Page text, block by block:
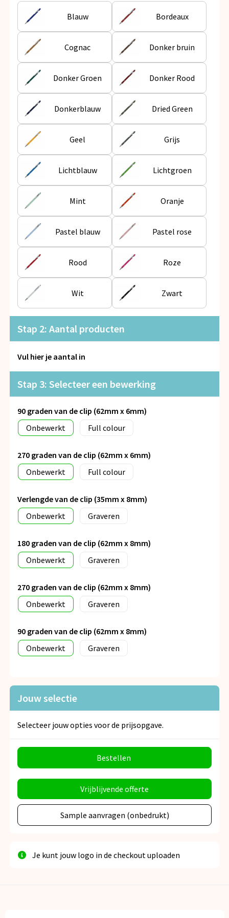
Snoepgoed
Spellen voor binnen en buiten
Veiligheid, Auto en Fiets
Vrije tijd en Strand
Anti-stress
Blauw Bordeaux
Cognac Donker bruin
Donker Groen Donker Rood
Donkerblauw Dried Green
Geel Grijs
Lichtblauw Lichtgroen
Mint Oranje
Pastel blauw Pastel rose
Rood Roze
Wit Zwart
Stap 2: Aantal producten
Vul hier je aantal in
Stap 3: Selecteer een bewerking
90 graden van de clip (62mm x 6mm)
Onbewerkt
Full colour
270 graden van de clip (62mm x 6mm)
Onbewerkt
Full colour
Verlengde van de clip (35mm x 8mm)
Onbewerkt
Graveren
180 graden van de clip (62mm x 8mm)
Onbewerkt
Graveren
270 graden van de clip (62mm x 8mm)
Onbewerkt
Graveren
90 graden van de clip (62mm x 8mm)
Onbewerkt
Graveren
Jouw selectie
Selecteer jouw opties voor de prijsopgave.
Bestellen
Vrijblijvende offerte
Sample aanvragen (onbedrukt)
Je kunt jouw logo in de checkout uploaden